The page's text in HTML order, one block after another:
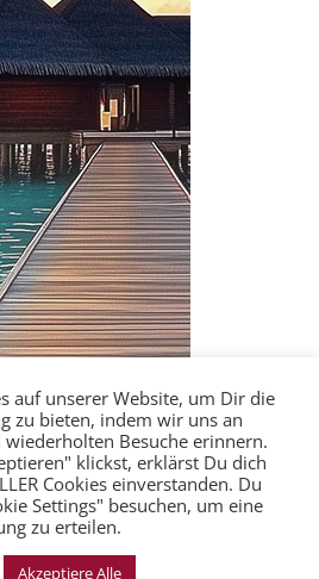
auf unserer Website, um Dir die
zu bieten, indem wir uns an
Besuche erinnern.
klickst, erklärst Du dich
Cookies einverstanden. Du
Settings" besuchen, um eine
zu erteilen.
Akzeptiere Alle